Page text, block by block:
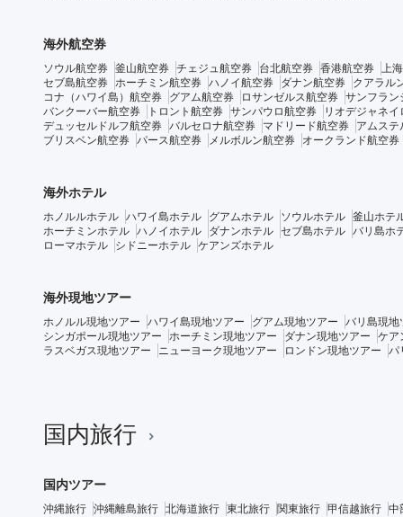
海外航空券
ソウル航空券 釜山航空券 チェジュ航空券 台北航空券 香港航空券 上
セブ島航空券 ホーチミン航空券 ハノイ航空券 ダナン航空券
クアラル
コナ（ハワイ島）航空券
グアム航空券 ロサンゼルス航空券 サンフラン
バンクーバー航空券
トロント航空券 サンパウロ航空券
リオデジャネイ
デュッセルドルフ航空券 バルセロナ航空券 マドリード航空券
アムステ
ブリスベン航空券 パース航空券 メルボルン航空券 オークランド航空券
海外ホテル
ホノルルホテル ハワイ島ホテル グアムホテル ソウルホテル 釜山ホテ
ホーチミンホテル ハノイホテル ダナンホテル セブ島ホテル バリ島ホ
ローマホテル
シドニーホテル ケアンズホテル
海外現地ツアー
ホノルル現地ツアー ハワイ島現地ツアー グアム現地ツアー
バリ島現地
シンガポール現地ツアー
ホーチミン現地ツアー ダナン現地ツアー
ケア
ラスベガス現地ツアー
ニューヨーク現地ツアー ロンドン現地ツアー パ
国内旅行
国内ツアー
沖縄旅行 沖縄離島旅行 北海道旅行 東北旅行 関東旅行 甲信越旅行 中